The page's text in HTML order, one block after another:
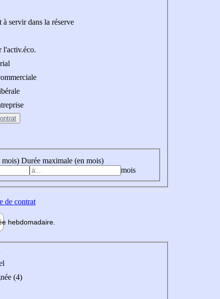
à servir dans la réserve
l'activ.éco.
mois) Durée maximale (en mois)
mois
de contrat
hebdomadaire
(4)